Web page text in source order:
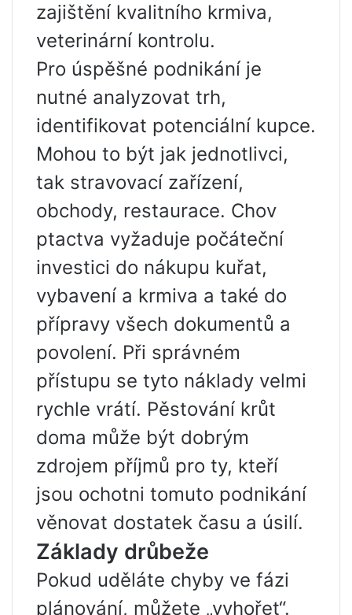
zajištění kvalitního krmiva,
veterinární kontrolu.
Pro úspěšné podnikání je
nutné analyzovat trh,
identifikovat potenciální kupce.
Mohou to být jak jednotlivci,
tak stravovací zařízení,
obchody, restaurace. Chov
ptactva vyžaduje počáteční
investici do nákupu kuřat,
vybavení a krmiva a také do
přípravy všech dokumentů a
povolení. Při správném
přístupu se tyto náklady velmi
rychle vrátí. Pěstování krůt
doma může být dobrým
zdrojem příjmů pro ty, kteří
jsou ochotni tomuto podnikání
věnovat dostatek času a úsilí.
Základy drůbeže
Pokud uděláte chyby ve fázi
plánování, můžete „vyhořet“.